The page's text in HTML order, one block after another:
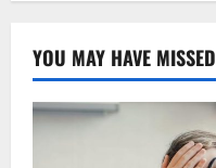
YOU MAY HAVE MISSED